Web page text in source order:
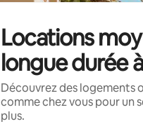
Locations
longue durée
Découvrez des logements
comme chez vous pour un
plus.